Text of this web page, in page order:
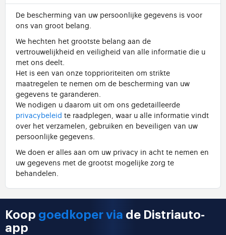
De bescherming van uw persoonlijke gegevens is voor
ons van groot belang.
We hechten het grootste belang aan de
vertrouwelijkheid en veiligheid van alle informatie die u
met ons deelt.
Het is een van onze topprioriteiten om strikte
maatregelen te nemen om de bescherming van uw
gegevens te garanderen.
We nodigen u daarom uit om ons gedetailleerde
privacybeleid te raadplegen, waar u alle informatie vindt
over het verzamelen, gebruiken en beveiligen van uw
persoonlijke gegevens.
We doen er alles aan om uw privacy in acht te nemen en
uw gegevens met de grootst mogelijke zorg te
behandelen.
Koop goedkoper via de Distriauto-
app